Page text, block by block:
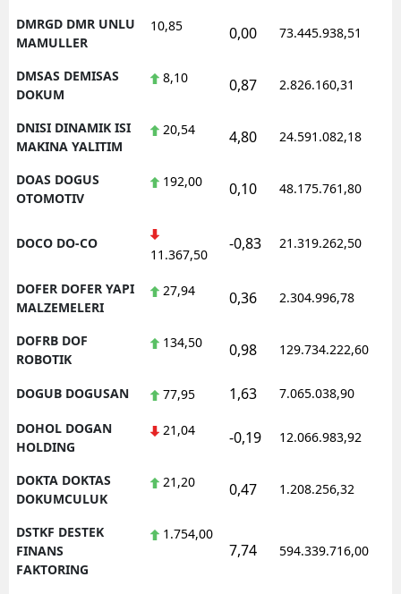
DMRGD DMR UNLU
MAMULLER
10,85 0,00 73.445.938,51
DMSAS DEMISAS
DOKUM
8,10 0,87 2.826.160,31
DNISI DINAMIK ISI
MAKINA YALITIM
20,54 4,80 24.591.082,18
DOAS DOGUS
OTOMOTIV
192,00 0,10 48.175.761,80
DOCO DO-CO
11.367,50
-0,83 21.319.262,50
DOFER DOFER YAPI
MALZEMELERI
27,94 0,36 2.304.996,78
DOFRB DOF
ROBOTIK
134,50 0,98 129.734.222,60
DOGUB DOGUSAN 77,95 1,63 7.065.038,90
DOHOL DOGAN
HOLDING
21,04 -0,19 12.066.983,92
DOKTA DOKTAS
DOKUMCULUK
21,20 0,47 1.208.256,32
DSTKF DESTEK
FINANS
FAKTORING
1.754,00
7,74 594.339.716,00